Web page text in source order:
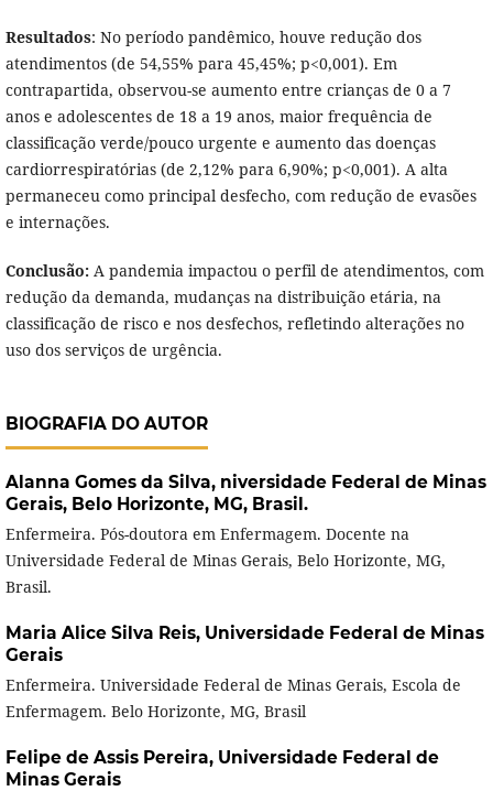
Resultados: No período pandêmico, houve redução dos
atendimentos (de 54,55% para 45,45%; p<0,001). Em
contrapartida, observou-se aumento entre crianças de 0 a 7
anos e adolescentes de 18 a 19 anos, maior frequência de
classificação verde/pouco urgente e aumento das doenças
cardiorrespiratórias (de 2,12% para 6,90%; p<0,001). A alta
permaneceu como principal desfecho, com redução de evasões
e internações.
Conclusão:A pandemia impactou o perfil de atendimentos, com
redução da demanda, mudanças na distribuição etária, na
classificação de risco e nos desfechos, refletindo alterações no
uso dos serviços de urgência.
BIOGRAFIA DO AUTOR
Alanna Gomes da Silva, niversidade Federal de Minas
Gerais, Belo Horizonte, MG, Brasil.
Enfermeira. Pós-doutora em Enfermagem. Docente na
Universidade Federal de Minas Gerais, Belo Horizonte, MG,
Brasil.
Maria Alice Silva Reis, Universidade Federal de Minas
Gerais
Enfermeira. Universidade Federal de Minas Gerais, Escola de
Enfermagem. Belo Horizonte, MG, Brasil
Felipe de Assis Pereira, Universidade Federal de
Minas Gerais